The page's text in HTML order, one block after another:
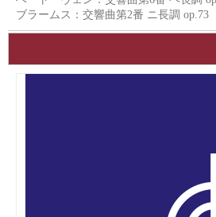
ブラームス：交響曲第2番 ニ長調 op.73